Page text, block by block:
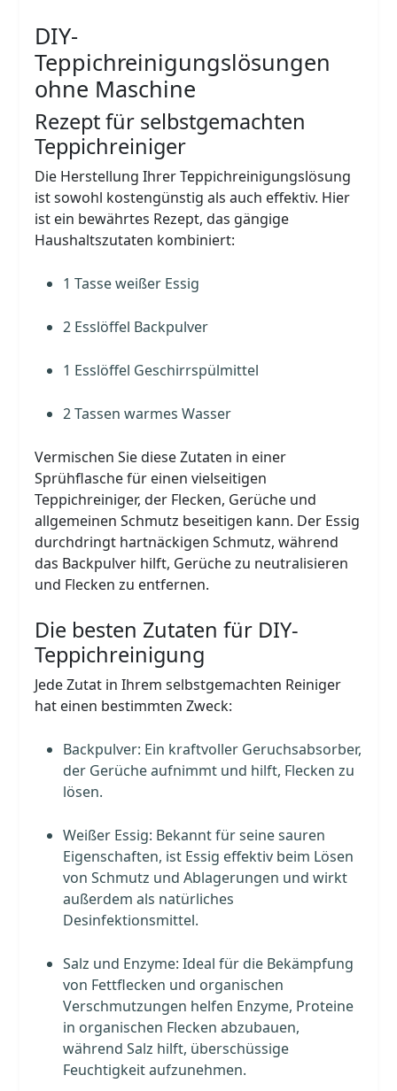
DIY-
Teppichreinigungslösungen
ohne Maschine
Rezept für selbstgemachten
Teppichreiniger
Die Herstellung Ihrer Teppichreinigungslösung
ist sowohl kostengünstig als auch effektiv. Hier
ist ein bewährtes Rezept, das gängige
Haushaltszutaten kombiniert:
1 Tasse weißer Essig
2 Esslöffel Backpulver
1 Esslöffel Geschirrspülmittel
2 Tassen warmes Wasser
Vermischen Sie diese Zutaten in einer
Sprühflasche für einen vielseitigen
Teppichreiniger, der Flecken, Gerüche und
allgemeinen Schmutz beseitigen kann. Der Essig
durchdringt hartnäckigen Schmutz, während
das Backpulver hilft, Gerüche zu neutralisieren
und Flecken zu entfernen.
Die besten Zutaten für DIY-
Teppichreinigung
Jede Zutat in Ihrem selbstgemachten Reiniger
hat einen bestimmten Zweck:
Backpulver: Ein kraftvoller Geruchsabsorber,
der Gerüche aufnimmt und hilft, Flecken zu
lösen.
Weißer Essig: Bekannt für seine sauren
Eigenschaften, ist Essig effektiv beim Lösen
von Schmutz und Ablagerungen und wirkt
außerdem als natürliches
Desinfektionsmittel.
Salz und Enzyme: Ideal für die Bekämpfung
von Fettflecken und organischen
Verschmutzungen helfen Enzyme, Proteine
in organischen Flecken abzubauen,
während Salz hilft, überschüssige
Feuchtigkeit aufzunehmen.